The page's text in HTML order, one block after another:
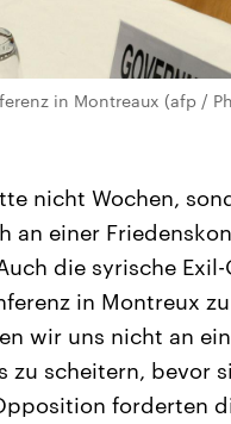
in Montreaux (afp /
nicht Wochen,
an einer
die syrische
in Montreux
wir uns nicht an
scheitern, bevor
forderten